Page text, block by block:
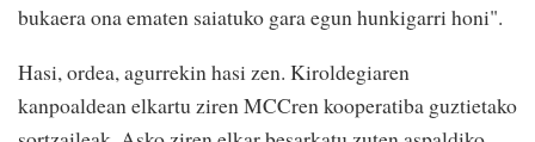
bukaera ona ematen saiatuko gara egun hunkigarri honi".
Hasi, ordea, agurrekin hasi zen. Kiroldegiaren
kanpoaldean elkartu ziren MCCren kooperatiba guztietako